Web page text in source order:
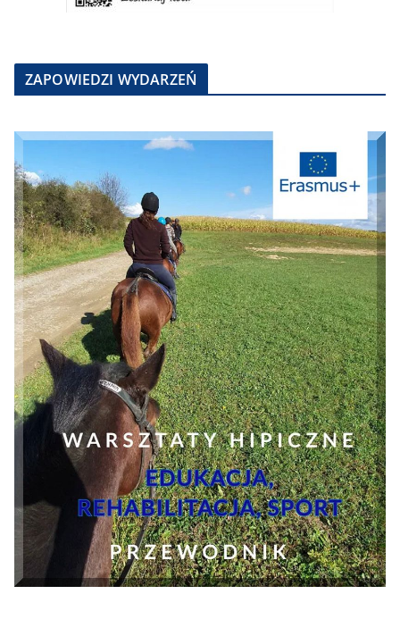
ZAPOWIEDZI WYDARZEŃ